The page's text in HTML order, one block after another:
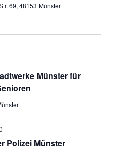
69, 48153 Münster
Münster für
Polizei Münster